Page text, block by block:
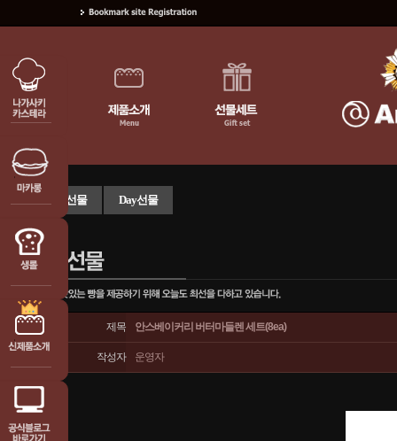
일반선물 Day선물
제목 안스베이커리 버터마들렌 세트(8ea)
작성자 운영자